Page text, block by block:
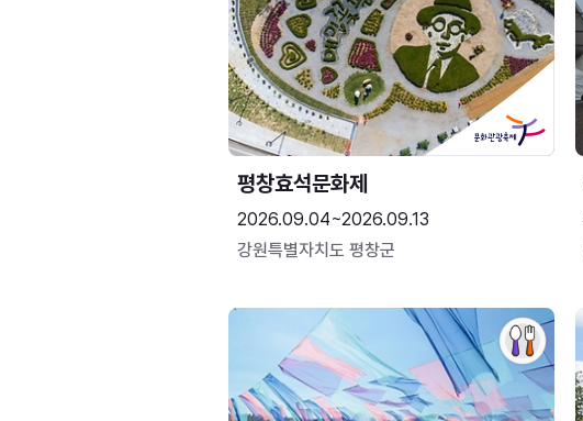
평창효석문화제
2026.09.04~2026.09.13
강원특별자치도 평창군